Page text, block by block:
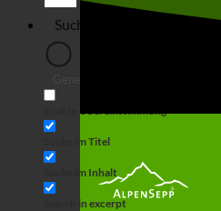
Exakte Übereinstimmung
Suche im Titel
Suche im Inhalt
Search in excerpt